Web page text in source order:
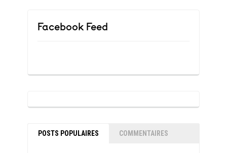
Facebook Feed
POSTS POPULAIRES COMMENTAIRES